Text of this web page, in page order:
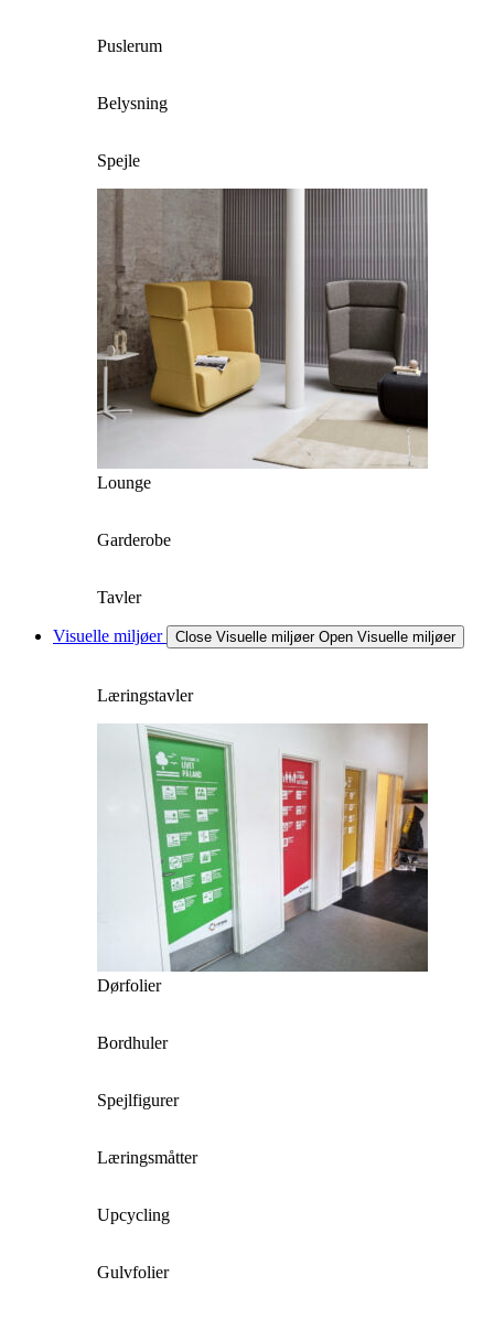
Puslerum
Belysning
Spejle
Lounge
Garderobe
Tavler
Visuelle miljøer Close Visuelle miljøer Open Visuelle miljøer
Læringstavler
Dørfolier
Bordhuler
Spejlfigurer
Læringsmåtter
Upcycling
Gulvfolier